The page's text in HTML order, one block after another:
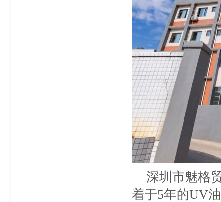
深圳市魅格
着于5年的UV